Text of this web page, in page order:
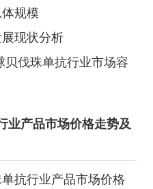
规模
现状分析
伐珠单抗行业市场容
业产品市场价格走势及
抗行业产品市场价格